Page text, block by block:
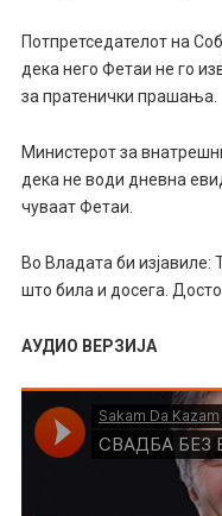
Потпретседателот на
дека него Фетаи не го
за пратенички прашања.
Министерот за
дека не води дневна
чуваат Фетаи.
Во Владата би изјавиле:
што била и досега.
АУДИО ВЕРЗИЈА